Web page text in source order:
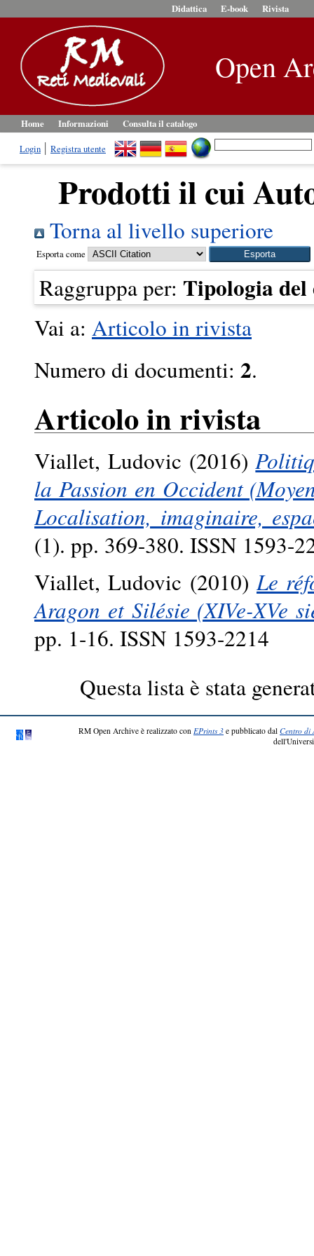
Didattica E-book Rivista
Open
Home Informazioni
Consulta il catalogo
Login
Registra utente
Prodotti il cui
Torna al livello superiore
Esporta come
Raggruppa per: Tipologia del
Vai a: Articolo in rivista
Numero di documenti: 2.
Articolo in rivista
Viallet, Ludovic (2016)
la Passion en Occident
Localisation, imaginaire,
(1). pp. 369-380. ISSN 1593-
Viallet, Ludovic (2010)Le
Aragon et Silésie (XIVe-XVe
pp. 1-16. ISSN 1593-2214
Questa lista è stata
RM Open Archive è realizzato con EPrints 3 e pubblicato dal Centro di